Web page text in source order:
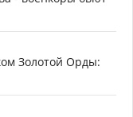
Золотой Орды: